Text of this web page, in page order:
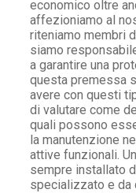
economico oltre
affezioniamo al
riteniamo membri
siamo
a garantire una
questa premessa
avere con questi
di valutare come
quali possono
la manutenzione
attive funzionali.
sempre installato
specializzato e da